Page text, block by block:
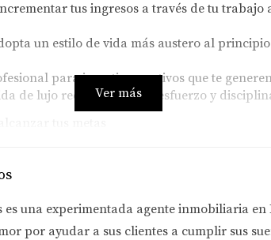
tus ingresos a través de tu
un estilo de vida más austero al
para invertir en activos que te
de lujo requiere tiempo, esfuerzo y
Ver más
es una experimentada agente inmobiliaria en
por ayudar a sus clientes a cumplir sus